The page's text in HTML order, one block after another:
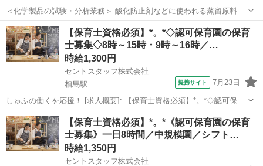
＜化学製品の試験・分析業務＞ 酸化防止剤などに使われる蒸留原料や
製品を測定・分析するお仕事 経験を生かして即戦力として活躍しませ
んか？ ＜具体的には…＞ ■分析 ∟工程分析（製造工程の確認・分析）
∟化学分析（化学物質の測...
福島 双葉郡 その他
【保育士資格必須】*。*◇認可保育園の保育
士募集◇8時～15時・9時～16時／…
時給1,300円
セントスタッフ株式会社
相馬駅
提携サイト 7月23日
しゅふの働くを応援！ [求人概要]: 【保育士資格必須】*。*◇認可保育
園の保育士募集◇8時～15時・9時～16時／即日スタート／日数相談可
／時給1300円～1260円 [職種名]: 保育スタッフ・認可保育園 [勤務地...
福島 相馬駅 保育士
【保育士資格必須】*。*《認可保育園の保育
士募集》一日8時間／中規模園／シフト…
時給1,350円
セントスタッフ株式会社